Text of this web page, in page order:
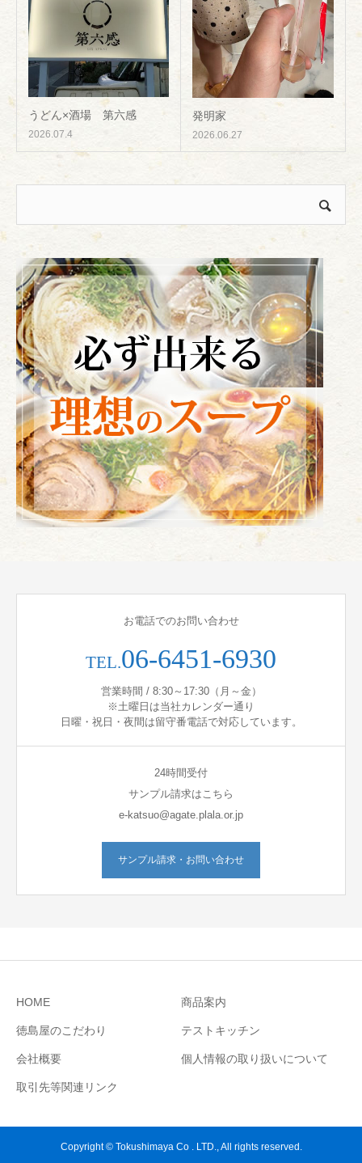
うどん×酒場 第六感
2026.07.4
発明家
2026.06.27
お電話でのお問い合わせ
TEL.06-6451-6930
営業時間 / 8:30～17:30（月～金）
※土曜日は当社カレンダー通り
日曜・祝日・夜間は留守番電話で対応しています。
24時間受付
サンプル請求はこちら
e-katsuo@agate.plala.or.jp
サンプル請求・お問い合わせ
HOME 商品案内
徳島屋のこだわり テストキッチン
会社概要 個人情報の取り扱いについて
取引先等関連リンク
Copyright © Tokushimaya Co . LTD., All rights reserved.